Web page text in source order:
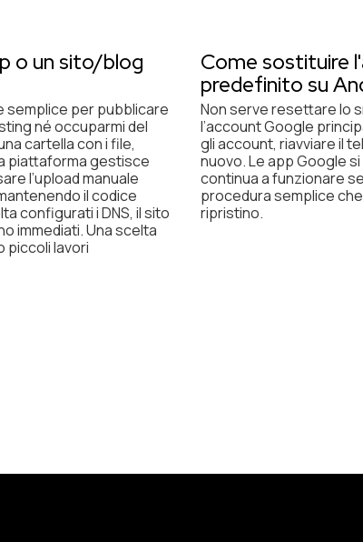
o un sito/blog
semplice per pubblicare
né occuparmi del
cartella con i file,
piattaforma gestisce
l’upload manuale
il codice
configurati i DNS, il sito
immediati. Una scelta
piccoli lavori
Come sostituire
predefinito su
Non serve resettare lo
l’account Google
gli account, riavviare il
nuovo. Le app Google
continua a funzionare
procedura semplice
ripristino.